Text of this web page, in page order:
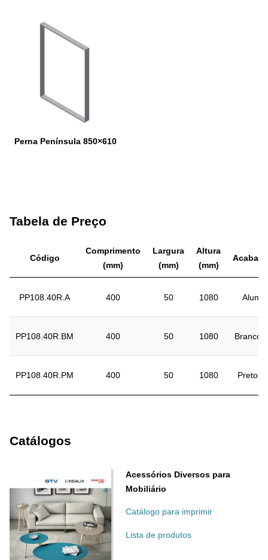
Perna Península 850×610
Tabela de Preço
Código
Comprimento
(mm)
Largura
(mm)
Altura
(mm)
PP108.40R.A 400 50 1080
PP108.40R.BM 400 50 1080 Branco
PP108.40R.PM 400 50 1080 Preto
Catálogos
Acessórios Diversos para
Mobiliário
Catálogo para imprimir
Lista de produtos